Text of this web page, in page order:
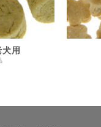
用